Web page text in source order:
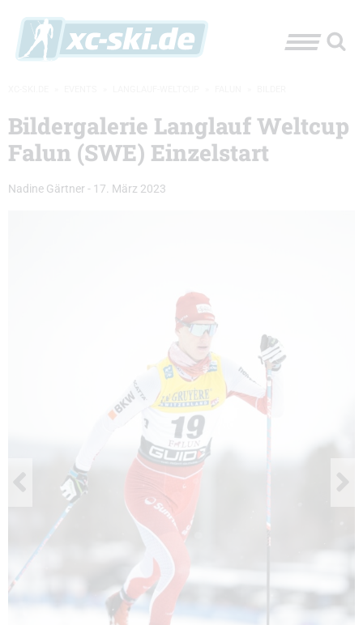
Bildergalerie Langlauf Weltcup
Falun (SWE) Einzelstart
Nadine Gärtner - 17. März 2023